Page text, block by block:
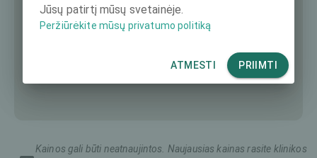
Kainos gali būti neatnaujintos. Naujausias kainas rasite klinikos
Jūsų patirtį mūsų svetainėje.
Peržiūrėkite mūsų privatumo politiką
ATMESTI PRIIMTI